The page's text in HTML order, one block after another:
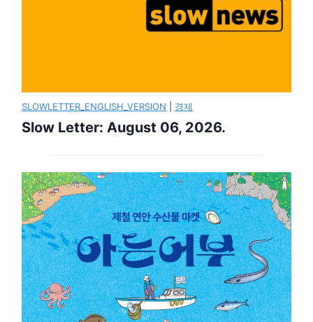
SLOWLETTER_ENGLISH_VERSION 경제
Slow Letter: August 06, 2026.